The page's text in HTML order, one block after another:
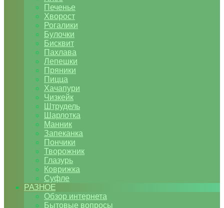
Печенье
Хворост
Рогалики
Булочки
Бисквит
Пахлава
Лепешки
Пряники
Пицца
Хачапури
Чизкейк
Штрудель
Шарлотка
Манник
Запеканка
Пончики
Творожник
Глазурь
Коврижка
Суфле
РАЗНОЕ
Обзор интернета
Бытовые вопросы